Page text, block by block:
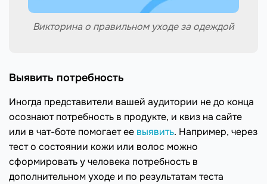
Викторина о правильном уходе за одеждой
Выявить потребность
Иногда представители вашей аудитории не до конца
осознают потребность в продукте, и квиз на сайте
или в чат-боте помогает ее выявить. Например, через
тест о состоянии кожи или волос можно
сформировать у человека потребность в
дополнительном уходе и по результатам теста